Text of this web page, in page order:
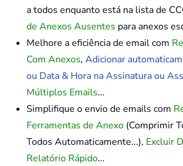
a todos enquanto está na lista de
de Anexos Ausentes para anexos
Melhore a eficiência de email com
Com Anexos, Adicionar
ou Data & Hora na Assinatura ou
Múltiplos Emails...
Simplifique o envio de emails com
Ferramentas de Anexo (Comprimir
Todos Automaticamente...), Excluir
Relatório Rápido...